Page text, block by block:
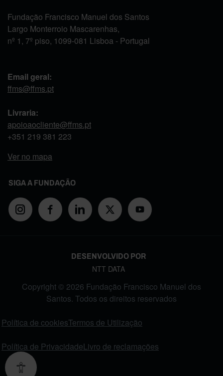
Fundação Francisco Manuel dos Santos
Largo Monterroio Mascarenhas,
nº 1, 7º piso, 1099-081 Lisboa - Portugal
Email geral:
ffms@ffms.pt
Livraria:
apoioaocliente@ffms.pt
+351 219 381 223
Ver no mapa
SIGA A FUNDAÇÃO
DESENVOLVIDO POR
NTT DATA
Copyright © 2026 Fundação Francisco Manuel dos
Santos. Todos os direitos reservados
Política de cookiesTermos de Utilização
Política de PrivacidadeLivro de reclamações